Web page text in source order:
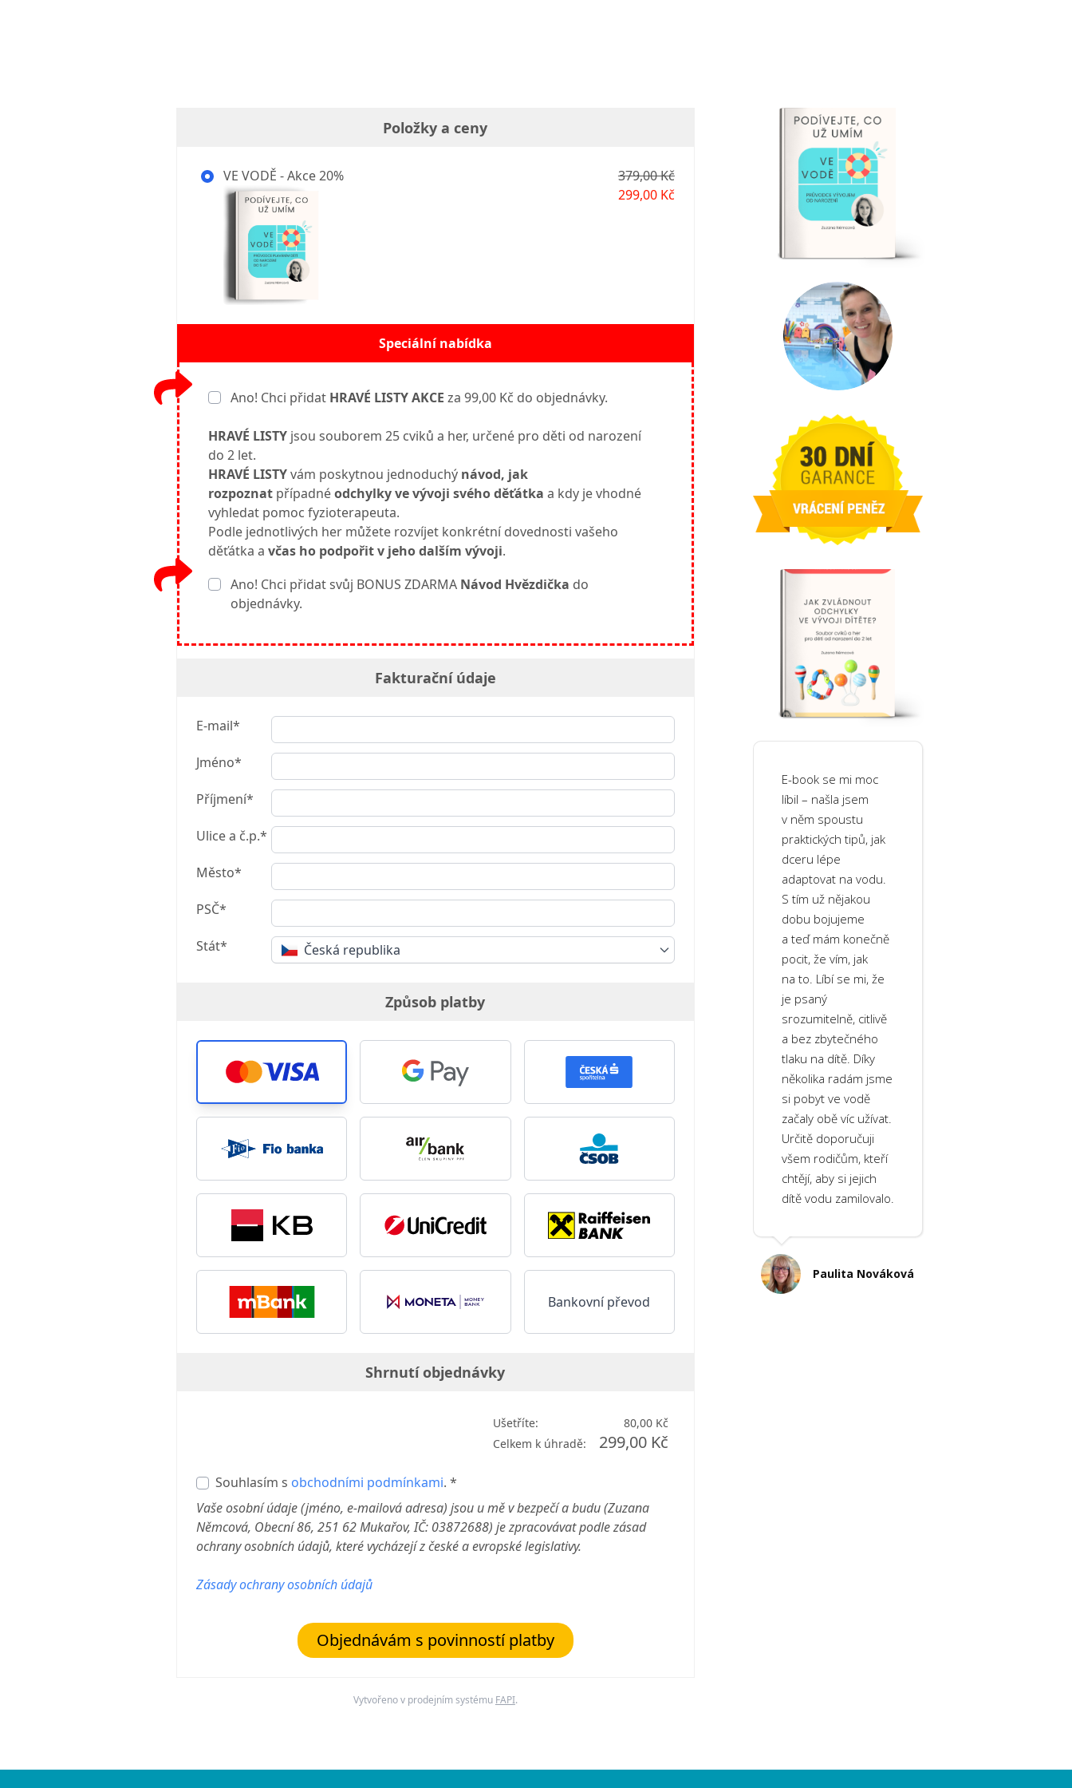
Položky a ceny
VE VODĚ - Akce 20%
379,00 Kč
299,00 Kč
Speciální nabídka
Ano! Chci přidat HRAVÉ LISTY AKCE za 99,00 Kč do objednávky.
HRAVÉ LISTYjsou souborem 25 cviků a her, určené pro děti od narození
do 2 let.
HRAVÉ LISTYvám poskytnou jednoduchý návod, jak
rozpoznatpřípadnéodchylky ve vývoji svého děťátka a kdy je vhodné
vyhledat pomoc fyzioterapeuta.
Podle jednotlivých her můžete rozvíjet konkrétní dovednosti vašeho
děťátka a včas ho podpořit v jeho dalším vývoji.
Ano! Chci přidat svůj BONUS ZDARMA Návod Hvězdička do
objednávky.
Fakturační údaje
E-mail*
Jméno*
Příjmení*
Ulice a č.p.*
Město*
PSČ*
Stát* Česká republika
Způsob platby
Bankovní převod
Shrnutí objednávky
Ušetříte:
80,00 Kč
Celkem k úhradě:
299,00 Kč
Souhlasím s obchodními podmínkami. *
Vaše osobní údaje (jméno, e-mailová adresa) jsou u mě v bezpečí a budu (Zuzana
Němcová, Obecní 86, 251 62 Mukařov, IČ: 03872688) je zpracovávat podle zásad
ochrany osobních údajů, které vycházejí z české a evropské legislativy.
Zásady ochrany osobních údajů
Objednávám s povinností platby
Vytvořeno v prodejním systému FAPI.
E-book se mi moc
líbil – našla jsem
v něm spoustu
praktických tipů, jak
dceru lépe
adaptovat na vodu.
S tím už nějakou
dobu bojujeme
a teď mám konečně
pocit, že vím, jak
na to. Líbí se mi, že
je psaný
srozumitelně, citlivě
a bez zbytečného
tlaku na dítě. Díky
několika radám jsme
si pobyt ve vodě
začaly obě víc užívat.
Určitě doporučuji
všem rodičům, kteří
chtějí, aby si jejich
dítě vodu zamilovalo.
Paulita Nováková